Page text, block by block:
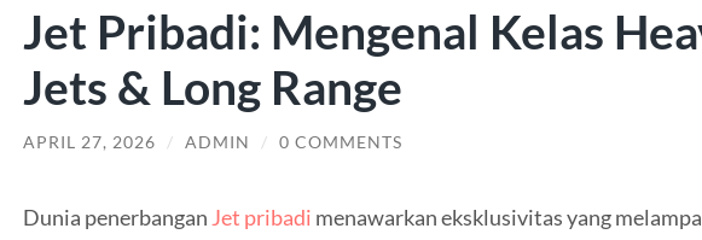
Jet Pribadi: Mengenal Kelas
Jets & Long Range
APRIL 27, 2026 / ADMIN / 0 COMMENTS
Dunia penerbangan Jet pribadi menawarkan eksklusivitas yang